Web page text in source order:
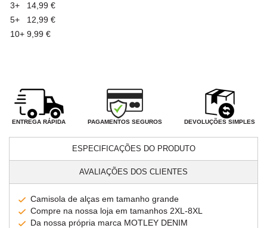
3+
14,99 €
5+
12,99 €
10+ 9,99 €
ENTREGA RÁPIDA PAGAMENTOS SEGUROS DEVOLUÇÕES SIMPLES
ESPECIFICAÇÕES DO PRODUTO
AVALIAÇÕES DOS CLIENTES
Camisola de alças em tamanho grande
Compre na nossa loja em tamanhos 2XL-8XL
Da nossa própria marca MOTLEY DENIM